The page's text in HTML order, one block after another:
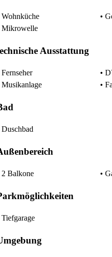
Wohnküche
•
Mikrowelle
Ausstattung
Fernseher
•
Musikanlage
•
Duschbad
2 Balkone •
Tiefgarage